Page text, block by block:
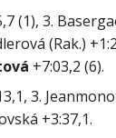
(1), 3.
(Rak.)
3.